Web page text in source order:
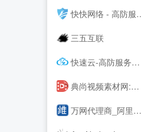
快快网络 - 高防服务器租用,DDOS高防清洗,高防BGP服务器
三五互联
快速云-高防服务器租用秒解-香港vps-香港云服务器-江苏高防BGP服务器租用-快速云
典尚视频素材网:高清视频素材下载网站,视频素材、AE模板素材下载、AE素材、舞台背景视频、LED背景视频免费下载、会声会影、Pr模板、edius模板
万网代理商_阿里云代理商_虚拟主机_网页空间_企业邮箱_域名注册